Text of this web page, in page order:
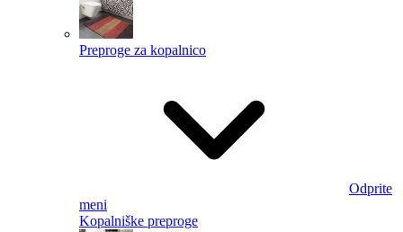
Preproge za kopalnico
Odprite
meni
Kopalniške preproge